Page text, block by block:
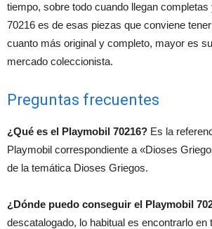
tiempo, sobre todo cuando llegan
70216 es de esas piezas que conviene
cuanto más original y completo, mayor es
mercado coleccionista.
Preguntas frecuentes
¿Qué es el Playmobil 70216? Es la
Playmobil correspondiente a «Dioses
de la temática Dioses Griegos.
¿Dónde puedo conseguir el Playmobil
descatalogado, lo habitual es encontrarlo en